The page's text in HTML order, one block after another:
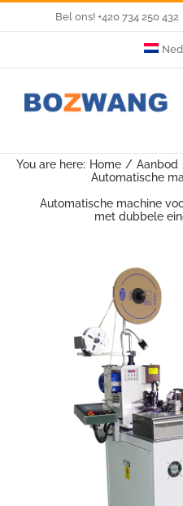
content
Bel ons! +420 734 250 432
You are here: Home
Aanbod
Automatische
Automatische machine
met dubbele